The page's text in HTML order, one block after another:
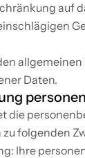
Daten.
die
folgenden
Ihre